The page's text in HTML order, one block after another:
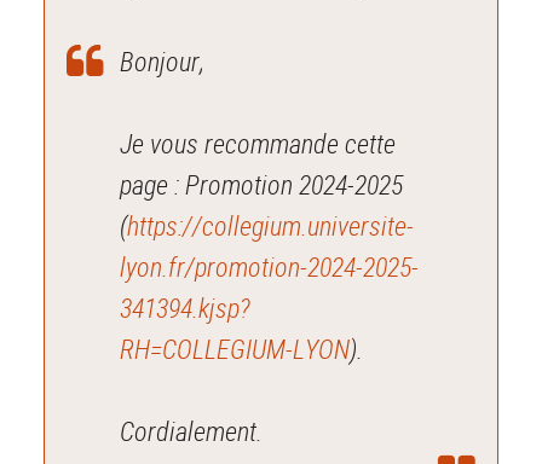
Bonjour,
Je vous recommande cette
page : Promotion 2024-2025
(https://collegium.universite-
lyon.fr/promotion-2024-2025-
341394.kjsp?
RH=COLLEGIUM-LYON).
Cordialement.